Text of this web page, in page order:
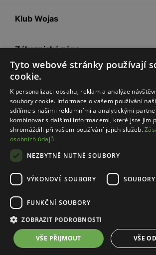
Klub Wojas
Zákaznická zóna
Společnost Wojas
Rady
© Wojas 2026
Pravidla e-shopu
Zásady ochrany osobních údajů
Nastavení cookies
Tyto webové stránky používají
cookie.
K personalizaci obsahu, reklam a analýze
soubory cookie. Informace o vašem používání
sdílíme s našimi reklamními a analytickými
kombinovat s dalšími informacemi, které jste jim
shromáždili při vašem používání jejich služeb.
osobních údajů
NEZBYTNĚ NUTNÉ SOUBORY
VÝKONOVÉ SOUBORY
FUNKČNÍ SOUBORY
ZOBRAZIT PODROBNOSTI
VŠE PŘIJMOUT VŠE